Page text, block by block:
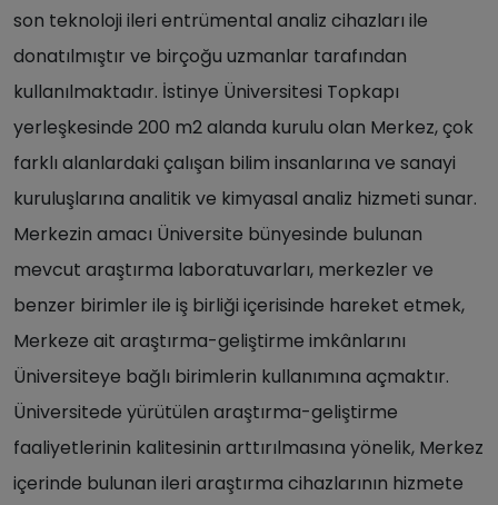
son teknoloji ileri entrümental analiz cihazları ile
donatılmıştır ve birçoğu uzmanlar tarafından
kullanılmaktadır. İstinye Üniversitesi Topkapı
yerleşkesinde 200 m2 alanda kurulu olan Merkez, çok
farklı alanlardaki çalışan bilim insanlarına ve sanayi
kuruluşlarına analitik ve kimyasal analiz hizmeti sunar.
Merkezin amacı Üniversite bünyesinde bulunan
mevcut araştırma laboratuvarları, merkezler ve
benzer birimler ile iş birliği içerisinde hareket etmek,
Merkeze ait araştırma-geliştirme imkânlarını
Üniversiteye bağlı birimlerin kullanımına açmaktır.
Üniversitede yürütülen araştırma-geliştirme
faaliyetlerinin kalitesinin arttırılmasına yönelik, Merkez
içerinde bulunan ileri araştırma cihazlarının hizmete